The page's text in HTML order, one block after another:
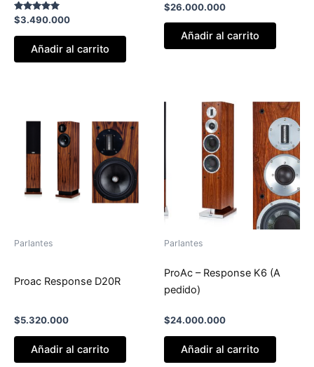
Valorado
con
5.00
$3.490.000
Añadir al carrito
$26.000.000
Añadir al carrito
Parlantes
Proac Response D20R
$5.320.000
Añadir al carrito
Parlantes
ProAc – Response K6 (A
pedido)
$24.000.000
Añadir al carrito